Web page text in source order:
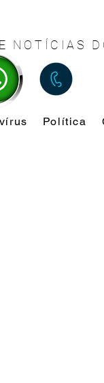
NOTÍCIAS
Política